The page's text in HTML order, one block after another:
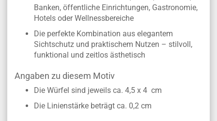
Banken, öffentliche Einrichtungen, Gastronomie,
Hotels oder Wellnessbereiche
Die perfekte Kombination aus elegantem
Sichtschutz und praktischem Nutzen – stilvoll,
funktional und zeitlos ästhetisch
Angaben zu diesem Motiv
Die Würfel sind jeweils ca. 4,5 x 4 cm
Die Linienstärke beträgt ca. 0,2 cm